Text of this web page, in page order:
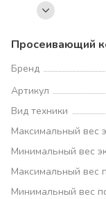
Просеивающий
Бренд
Артикул
Вид техники
Максимальный вес
Минимальный вес
Максимальный вес
Минимальный вес